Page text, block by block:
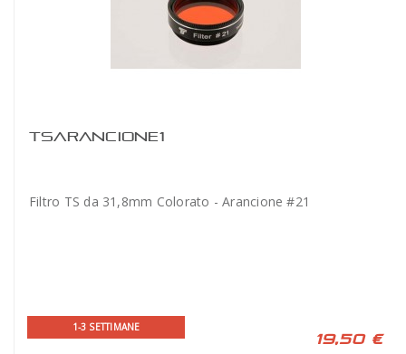
TSARANCIONE1
Filtro TS da 31,8mm Colorato - Arancione #21
1-3 SETTIMANE
19,50 €